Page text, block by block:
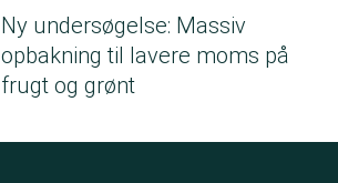
Ny undersøgelse: Massiv
opbakning til lavere moms på
frugt og grønt